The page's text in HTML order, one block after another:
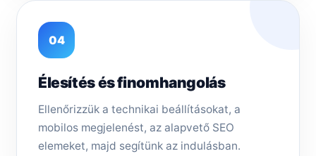
04
Élesítés és finomhangolás
Ellenőrizzük a technikai beállításokat, a
mobilos megjelenést, az alapvető SEO
elemeket, majd segítünk az indulásban.